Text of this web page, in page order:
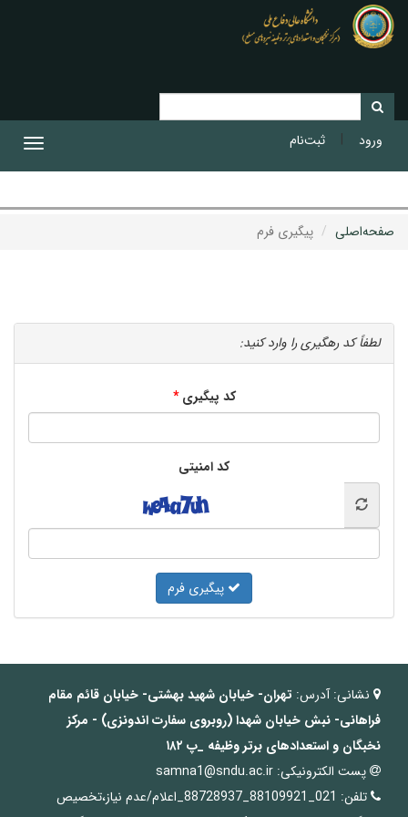
ورود | ثبت‌نام
صفحه‌اصلی پیگیری فرم
لطفاً کد رهگیری را وارد کنید:
کد پیگیری
کد امنیتی
پیگیری فرم
نشانی:آدرس: تهران- خیابان شهید بهشتی- خیابان قائم مقام
فراهانی- نبش خیابان شهدا(روبروی سفارت اندونزی) - مرکز
نخبگان و استعدادهای برتر وظیفه _پ
پست الکترونیکی: samna1@sndu.ac.ir
تلفن:
021_88109921_88728937_اعلام/عدم نیاز،تخصیص